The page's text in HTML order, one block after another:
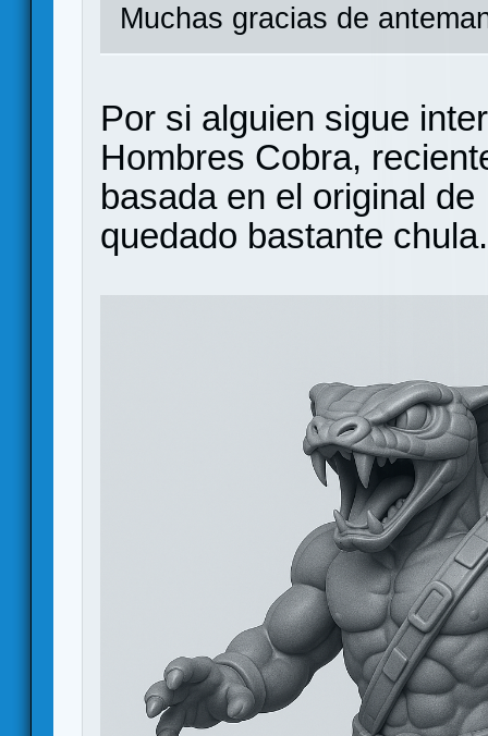
Muchas gracias de
Por si alguien sigue
Hombres Cobra,
basada en el original
quedado bastante chula.